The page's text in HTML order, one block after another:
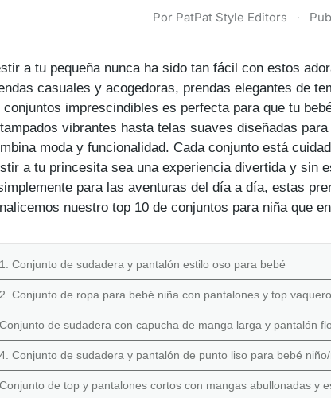
Por PatPat Style Editors ·
a tu pequeña nunca ha sido tan fácil con estos
casuales y acogedoras, prendas elegantes de
conjuntos imprescindibles es perfecta para que tu
vibrantes hasta telas suaves diseñadas
moda y funcionalidad. Cada conjunto está
a tu princesita sea una experiencia divertida y sin
para las aventuras del día a día, estas
nuestro top 10 de conjuntos para niña que
1. Conjunto de sudadera y pantalón estilo oso para bebé
2. Conjunto de ropa para bebé niña con pantalones y top
Conjunto de sudadera con capucha de manga larga y pantalón
4. Conjunto de sudadera y pantalón de punto liso para bebé
Conjunto de top y pantalones cortos con mangas abullonadas y